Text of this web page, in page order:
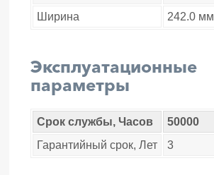
Ширина 242.0 мм
Эксплуатационные
параметры
Срок службы, Часов
50000
Гарантийный срок, Лет
3